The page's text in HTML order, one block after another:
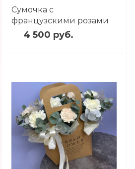
Сумочка с
французскими розами
4 500 руб.